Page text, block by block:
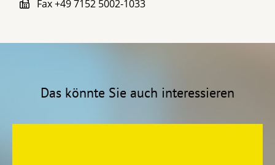
Fax+49 7152 5002-1033
Das könnte Sie auch interessieren